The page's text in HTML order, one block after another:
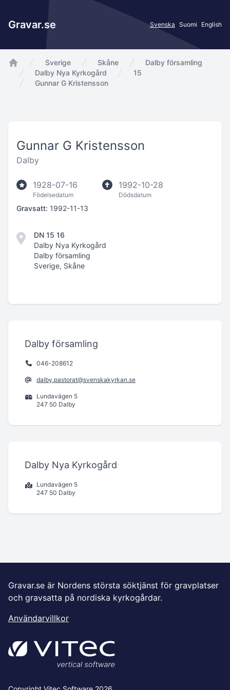
Gravar.se Svenska Suomi English
app.Start
Sverige Skåne
Dalby församling
Dalby Nya Kyrkogård
15
Gunnar G Kristensson
Gunnar G Kristensson
Dalby
1928-07-16
Födelsedatum
1992-10-28
Dödsdatum
Gravsatt: 1992-11-13
DN 15 16
Dalby Nya Kyrkogård
Dalby församling
Sverige, Skåne
Dalby församling
046-208612
dalby.pastorat@svenskakyrkan.se
Lundavägen 5
247 50 Dalby
Dalby Nya Kyrkogård
Lundavägen 5
247 50 Dalby
Gravar.se är Nordens största söktjänst för gravplatser
och gravsatta på nordiska kyrkogårdar.
Användarvillkor